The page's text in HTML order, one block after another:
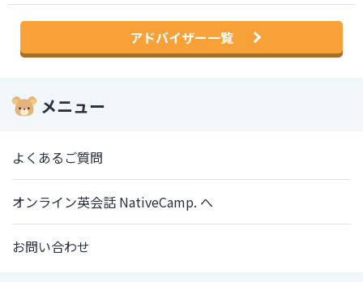
アドバイザー一覧
メニュー
よくあるご質問
オンライン英会話 NativeCamp. へ
お問い合わせ